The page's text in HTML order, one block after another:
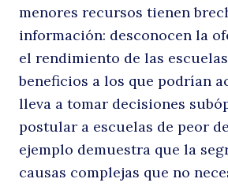
menores recursos tienen
información: desconocen la
el rendimiento de las
beneficios a los que podrían
lleva a tomar decisiones
postular a escuelas de peor
ejemplo demuestra que la
causas complejas que no